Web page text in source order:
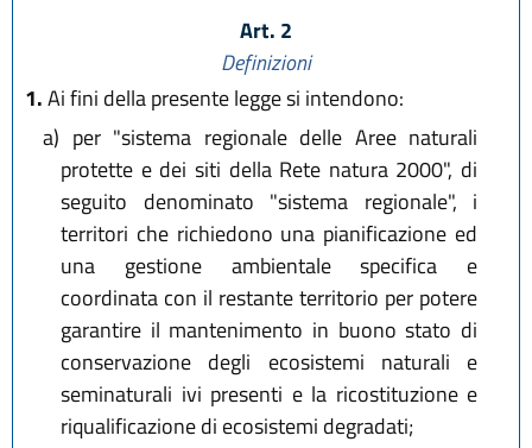
Art. 2
Definizioni
1.Ai fini della presente legge si intendono:
a) per "sistema regionale delle Aree naturali
protette e dei siti della Rete natura 2000", di
seguito denominato "sistema regionale", i
territori che richiedono una pianificazione ed
una gestione ambientale specifica e
coordinata con il restante territorio per potere
garantire il mantenimento in buono stato di
conservazione degli ecosistemi naturali e
seminaturali ivi presenti e la ricostituzione e
riqualificazione di ecosistemi degradati;